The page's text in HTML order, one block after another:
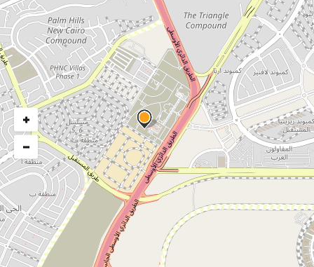
+
−
تاريخ التنفيذ
يناير ٢٠١٨
وصف المشروع
تهدف وكالة الفضاء المصرية إلى استحداث ونقل علوم وتكنولوجيا الفضاء
وتوطينها وتطويرها وامتلاك القدرات الذاتية لبناء الأقمار الصناعية
وإطلاقها من الأراضى المصرية بما يخدم استراتيجية الدولة فى مجالات